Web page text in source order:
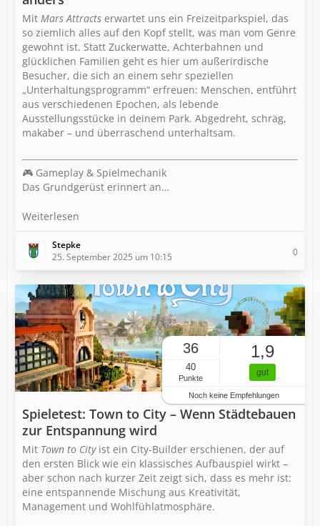
Mit Mars Attracts erwartet uns ein Freizeitparkspiel, das
so ziemlich alles auf den Kopf stellt, was man vom Genre
gewohnt ist. Statt Zuckerwatte, Achterbahnen und
glücklichen Familien geht es hier um außerirdische
Besucher, die sich an einem sehr speziellen
„Unterhaltungsprogramm“ erfreuen: Menschen, entführt
aus verschiedenen Epochen, als lebende
Ausstellungsstücke in deinem Park. Abgedreht, schräg,
makaber – und überraschend unterhaltsam.
🎮 Gameplay & Spielmechanik
Das Grundgerüst erinnert an…
Weiterlesen
Stepke
25. September 2025 um 10:15
0
36
40
Punkte
1,9
gut
Noch keine Empfehlungen
Spieletest: Town to City – Wenn Städtebauen
zur Entspannung wird
Mit Town to Cityist ein City-Builder erschienen, der auf
den ersten Blick wie ein klassisches Aufbauspiel wirkt –
aber schon nach kurzer Zeit zeigt sich, dass es mehr ist:
eine entspannende Mischung aus Kreativität,
Management und Wohlfühlatmosphäre.